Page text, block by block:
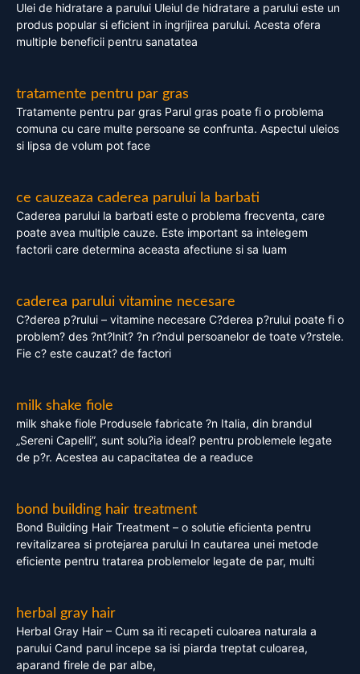
Ulei de hidratare a parului Uleiul de hidratare a parului este un
produs popular si eficient in ingrijirea parului. Acesta ofera
multiple beneficii pentru sanatatea
tratamente pentru par gras
Tratamente pentru par gras Parul gras poate fi o problema
comuna cu care multe persoane se confrunta. Aspectul uleios
si lipsa de volum pot face
ce cauzeaza caderea parului la barbati
Caderea parului la barbati este o problema frecventa, care
poate avea multiple cauze. Este important sa intelegem
factorii care determina aceasta afectiune si sa luam
caderea parului vitamine necesare
C?derea p?rului – vitamine necesare C?derea p?rului poate fi o
problem? des ?nt?lnit? ?n r?ndul persoanelor de toate v?rstele.
Fie c? este cauzat? de factori
milk shake fiole
milk shake fiole Produsele fabricate ?n Italia, din brandul
„Sereni Capelli”, sunt solu?ia ideal? pentru problemele legate
de p?r. Acestea au capacitatea de a readuce
bond building hair treatment
Bond Building Hair Treatment – o solutie eficienta pentru
revitalizarea si protejarea parului In cautarea unei metode
eficiente pentru tratarea problemelor legate de par, multi
herbal gray hair
Herbal Gray Hair – Cum sa iti recapeti culoarea naturala a
parului Cand parul incepe sa isi piarda treptat culoarea,
aparand firele de par albe,